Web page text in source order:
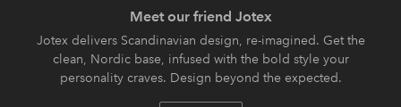
Meet our friend Jotex
Jotex delivers Scandinavian design, re-imagined. Get the
clean, Nordic base, infused with the bold style your
personality craves. Design beyond the expected.